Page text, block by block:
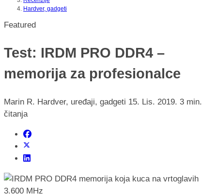
Hardver, gadgeti
Featured
Test: IRDM PRO DDR4 –
memorija za profesionalce
Marin R. Hardver, uređaji, gadgeti 15. Lis. 2019. 3 min.
čitanja